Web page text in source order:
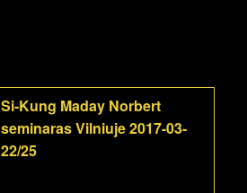
Si-Kung Maday Norbert
seminaras Vilniuje 2017-03-
22/25